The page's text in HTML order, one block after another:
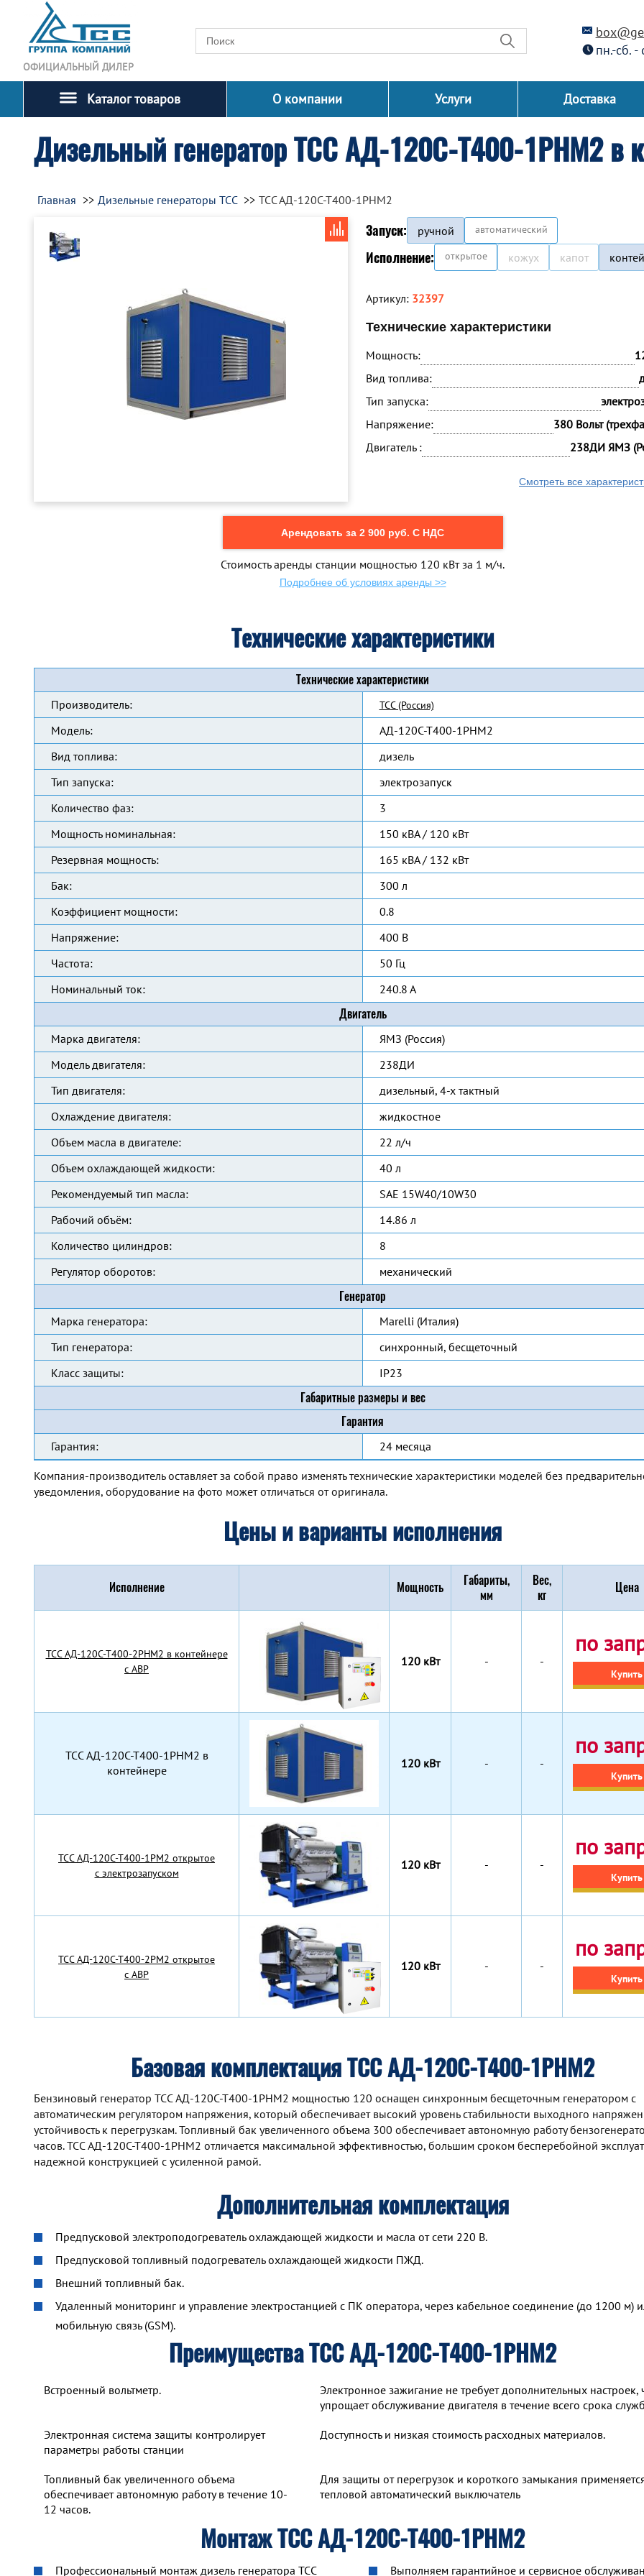
ОФИЦИАЛЬНЫЙ ДИЛЕР
пн.-сб.
Каталог товаров О компании Услуги Доставка
Дизельный генератор ТСС АД-120С-Т400-1РНМ2 в
Главная Дизельные генераторы ТСС ТСС АД-120С-Т400-1РНМ2
Запуск: ручной автоматический
Исполнение: открытое кожух капот
Артикул: 32397
Технические характеристики
Мощность:
Вид топлива:
Тип запуска:
Напряжение:
380 Вольт
Двигатель :
238ДИ ЯМЗ
Смотреть все
Арендовать за 2 900 руб. С НДС
Стоимость аренды станции мощностью 120 кВт за 1 м/ч.
Подробнее об условиях аренды >>
Технические характеристики
Технические характеристики
Производитель: ТСС (Россия)
Модель:
АД-120С-Т400-1РНМ2
Вид топлива:
дизель
Тип запуска:
электрозапуск
Количество фаз:
3
Мощность номинальная:
150 кВА / 120 кВт
Резервная мощность:
165 кВА / 132 кВт
Бак:
300 л
Коэффициент мощности:
0.8
Напряжение:
400 В
Частота:
50 Гц
Номинальный ток:
240.8 А
Двигатель
Марка двигателя:
ЯМЗ (Россия)
Модель двигателя:
238ДИ
Тип двигателя:
дизельный, 4-х тактный
Охлаждение двигателя:
жидкостное
Объем масла в двигателе:
22 л/ч
Объем охлаждающей жидкости:
40 л
Рекомендуемый тип масла:
SAE 15W40/10W30
Рабочий объём:
14.86 л
Количество цилиндров:
8
Регулятор оборотов:
механический
Генератор
Марка генератора:
Marelli (Италия)
Тип генератора:
синхронный, бесщеточный
Класс защиты:
IP23
Габаритные размеры и вес
Гарантия
Гарантия: 24 месяца
Компания-производитель оставляет за собой право изменять технические характеристики моделей без
уведомления, оборудование на фото может отличаться от оригинала.
Цены и варианты исполнения
Исполнение Мощность
Габариты,
мм
Вес,
кг
Цена
TCC АД-120С-Т400-2РНМ2 в контейнере
с АВР
120 кВт - -
по
Купить
TCC АД-120С-Т400-1РНМ2 в
контейнере
120 кВт - -
по
Купить
TCC АД-120С-Т400-1РМ2 открытое
с электрозапуском
120 кВт - -
по
Купить
TCC АД-120С-Т400-2РМ2 открытое
с АВР
120 кВт - -
по
Купить
Базовая комплектация ТСС АД-120С-Т400-1РНМ2
Бензиновый генератор TCC АД-120С-Т400-1РНМ2 мощностью 120 оснащен синхронным беcщеточным генератором с
автоматическим регулятором напряжения, который обеспечивает высокий уровень стабильности выходного
устойчивость к перегрузкам. Топливный бак увеличенного объема 300 обеспечивает автономную работу
часов. TCC АД-120С-Т400-1РНМ2 отличается максимальной эффективностью, большим сроком бесперебойной
надежной конструкцией с усиленной рамой.
Дополнительная комплектация
Предпусковой электроподогреватель охлаждающей жидкости и масла от сети 220 В.
Предпусковой топливный подогреватель охлаждающей жидкости ПЖД.
Внешний топливный бак.
Удаленный мониторинг и управление электростанцией с ПК оператора, через кабельное соединение (до 1200 м)
мобильную связь (GSM).
Преимущества ТСС АД-120С-Т400-1РНМ2
Встроенный вольтметр.
Электронное зажигание не требует дополнительных настроек,
упрощает обслуживание двигателя в течение всего срока
Электронная система защиты контролирует
параметры работы станции
Доступность и низкая стоимость расходных материалов.
Топливный бак увеличенного объема
обеспечивает автономную работу в течение 10-
12 часов.
Для защиты от перегрузок и короткого замыкания
тепловой автоматический выключатель
Монтаж ТСС АД-120С-Т400-1РНМ2
Профессиональный монтаж дизель генератора ТСС Выполняем гарантийное и сервисное